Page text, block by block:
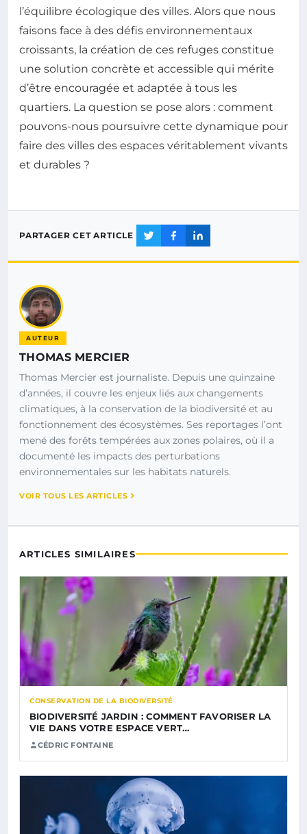
l’équilibre écologique des villes. Alors que nous
faisons face à des défis environnementaux
croissants, la création de ces refuges constitue
une solution concrète et accessible qui mérite
d’être encouragée et adaptée à tous les
quartiers. La question se pose alors : comment
pouvons-nous poursuivre cette dynamique pour
faire des villes des espaces véritablement vivants
et durables ?
PARTAGER CET ARTICLE
AUTEUR
THOMAS MERCIER
Thomas Mercier est journaliste. Depuis une quinzaine
d’années, il couvre les enjeux liés aux changements
climatiques, à la conservation de la biodiversité et au
fonctionnement des écosystèmes. Ses reportages l’ont
mené des forêts tempérées aux zones polaires, où il a
documenté les impacts des perturbations
environnementales sur les habitats naturels.
VOIR TOUS LES ARTICLES
ARTICLES SIMILAIRES
CONSERVATION DE LA BIODIVERSITÉ
BIODIVERSITÉ JARDIN : COMMENT FAVORISER LA
VIE DANS VOTRE ESPACE VERT…
CÉDRIC FONTAINE